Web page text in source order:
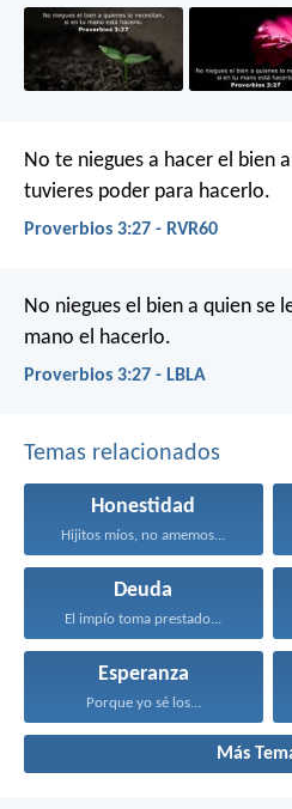
No te niegues a hacer el bien
tuvieres poder para hacerlo.
Proverbios 3:27 - RVR60
No niegues el bien a quien se
mano el hacerlo.
Proverbios 3:27 - LBLA
Temas relacionados
Honestidad
Hijitos míos, no amemos...
Deuda
El impío toma prestado...
Esperanza
Porque yo sé los...
Más